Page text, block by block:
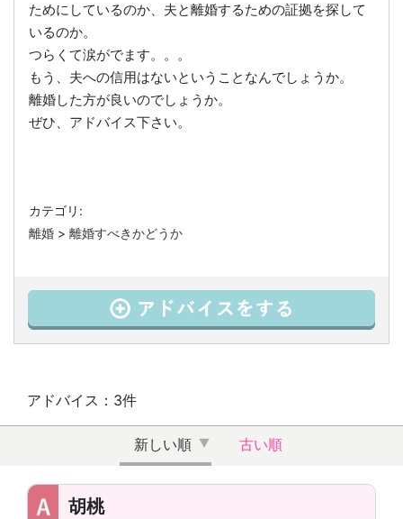
ためにしているのか、夫と離婚するための証拠を探して
いるのか。
つらくて涙がでます。。。
もう、夫への信用はないということなんでしょうか。
離婚した方が良いのでしょうか。
ぜひ、アドバイス下さい。
カテゴリ:
離婚 > 離婚すべきかどうか
アドバイス：3件
新しい順 古い順
胡桃